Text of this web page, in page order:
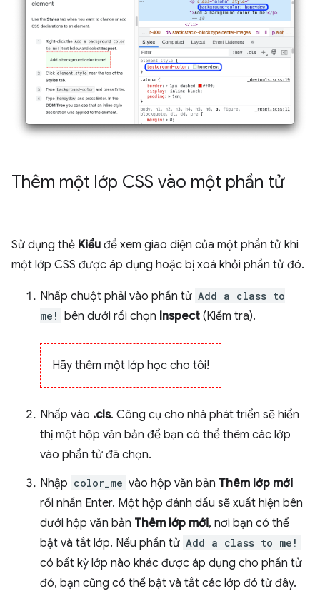
Thêm một lớp CSS vào một phần tử
Sử dụng thẻ Kiểu để xem giao diện của một phần tử khi
một lớp CSS được áp dụng hoặc bị xoá khỏi phần tử đó.
Nhấp chuột phải vào phần tử Add a class to
me! bên dưới rồi chọn Inspect (Kiểm tra).
Hãy thêm một lớp học cho tôi!
Nhấp vào .cls. Công cụ cho nhà phát triển sẽ hiển
thị một hộp văn bản để bạn có thể thêm các lớp
vào phần tử đã chọn.
Nhập color_me vào hộp văn bản Thêm lớp mới
rồi nhấn Enter. Một hộp đánh dấu sẽ xuất hiện bên
dưới hộp văn bản Thêm lớp mới, nơi bạn có thể
bật và tắt lớp. Nếu phần tử Add a class to me!
có bất kỳ lớp nào khác được áp dụng cho phần tử
đó, bạn cũng có thể bật và tắt các lớp đó từ đây.